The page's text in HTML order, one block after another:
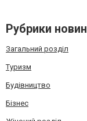
Рубрики новин
Загальний розділ
Туризм
Будівництво
Бізнес